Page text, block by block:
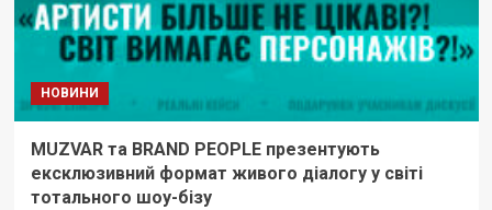
НОВИНИ
MUZVAR та BRAND PEOPLE презентують
ексклюзивний формат живого діалогу у світі
тотального шоу-бізу